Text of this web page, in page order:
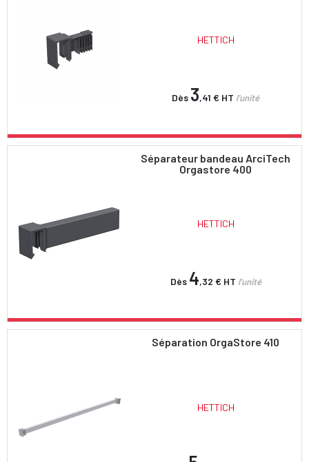
HETTICH
Dès 3,41 € HT l'unité
Séparateur bandeau ArciTech
Orgastore 400
HETTICH
Dès 4,32 € HT l'unité
Séparation OrgaStore 410
HETTICH